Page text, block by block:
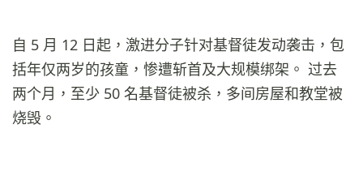
自 5 月 12 日起，激进分子针对基督徒发动袭击，包
括年仅两岁的孩童，惨遭斩首及大规模绑架。 过去
两个月，至少 50 名基督徒被杀，多间房屋和教堂被
烧毁。